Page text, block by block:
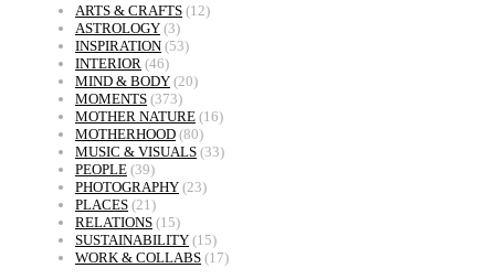
ARTS & CRAFTS (12)
ASTROLOGY (3)
INSPIRATION (53)
INTERIOR (46)
MIND & BODY (20)
MOMENTS (373)
MOTHER NATURE (16)
MOTHERHOOD (80)
MUSIC & VISUALS (33)
PEOPLE (39)
PHOTOGRAPHY (23)
PLACES (21)
RELATIONS (15)
SUSTAINABILITY (15)
WORK & COLLABS (17)